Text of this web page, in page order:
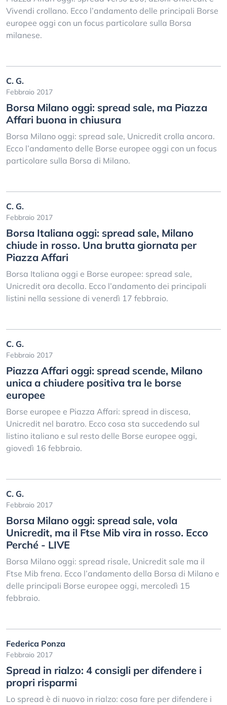
Vivendi crollano. Ecco l’andamento delle principali Borse
europee oggi con un focus particolare sulla Borsa
milanese.
C. G.
Febbraio 2017
Borsa Milano oggi: spread sale, ma Piazza
Affari buona in chiusura
Borsa Milano oggi: spread sale, Unicredit crolla ancora.
Ecco l’andamento delle Borse europee oggi con un focus
particolare sulla Borsa di Milano.
C. G.
Febbraio 2017
Borsa Italiana oggi: spread sale, Milano
chiude in rosso. Una brutta giornata per
Piazza Affari
Borsa Italiana oggi e Borse europee: spread sale,
Unicredit ora decolla. Ecco l’andamento dei principali
listini nella sessione di venerdì 17 febbraio.
C. G.
Febbraio 2017
Piazza Affari oggi: spread scende, Milano
unica a chiudere positiva tra le borse
europee
Borse europee e Piazza Affari: spread in discesa,
Unicredit nel baratro. Ecco cosa sta succedendo sul
listino italiano e sul resto delle Borse europee oggi,
giovedì 16 febbraio.
C. G.
Febbraio 2017
Borsa Milano oggi: spread sale, vola
Unicredit, ma il Ftse Mib vira in rosso. Ecco
Perché - LIVE
Borsa Milano oggi: spread risale, Unicredit sale ma il
Ftse Mib frena. Ecco l’andamento della Borsa di Milano e
delle principali Borse europee oggi, mercoledì 15
febbraio.
Federica Ponza
Febbraio 2017
Spread in rialzo: 4 consigli per difendere i
propri risparmi
Lo spread è di nuovo in rialzo: cosa fare per difendere i